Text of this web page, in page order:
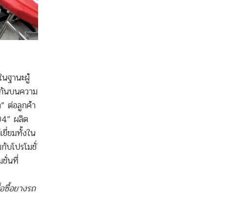
ฐานะผู้
นบนความ
ต่อลูกค้า
ผลิต
ยี่ยมทั้งใน
บโปรโมชั่
ชั่นที่
อยางรถ